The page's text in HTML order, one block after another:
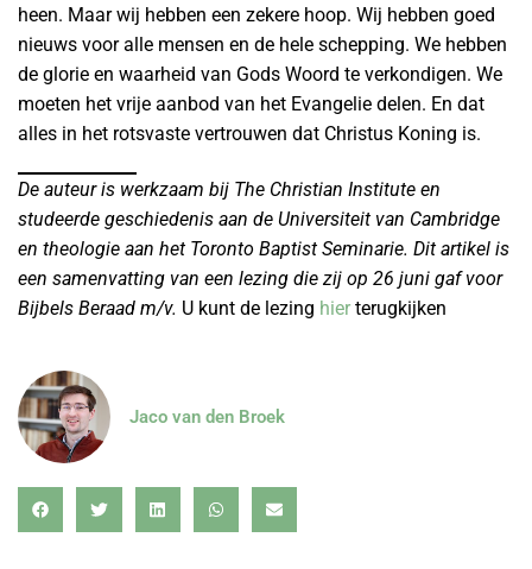
heen. Maar wij hebben een zekere hoop. Wij hebben goed
nieuws voor alle mensen en de hele schepping. We hebben
de glorie en waarheid van Gods Woord te verkondigen. We
moeten het vrije aanbod van het Evangelie delen. En dat
alles in het rotsvaste vertrouwen dat Christus Koning is.
De auteur is werkzaam bij The Christian Institute en
studeerde geschiedenis aan de Universiteit van Cambridge
en theologie aan het Toronto Baptist Seminarie. Dit artikel is
een samenvatting van een lezing die zij op 26 juni gaf voor
Bijbels Beraad m/v. U kunt de lezing hier terugkijken
Jaco van den Broek